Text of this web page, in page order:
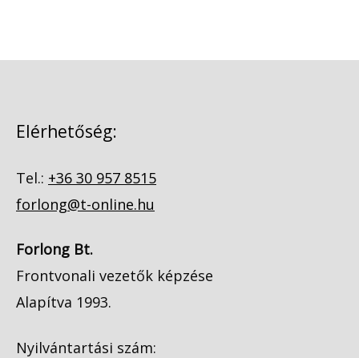
Elérhetőség:
Tel.: +36 30 957 8515
forlong@t-online.hu
Forlong Bt.
Frontvonali vezetők képzése
Alapítva 1993.
Nyilvántartási szám: